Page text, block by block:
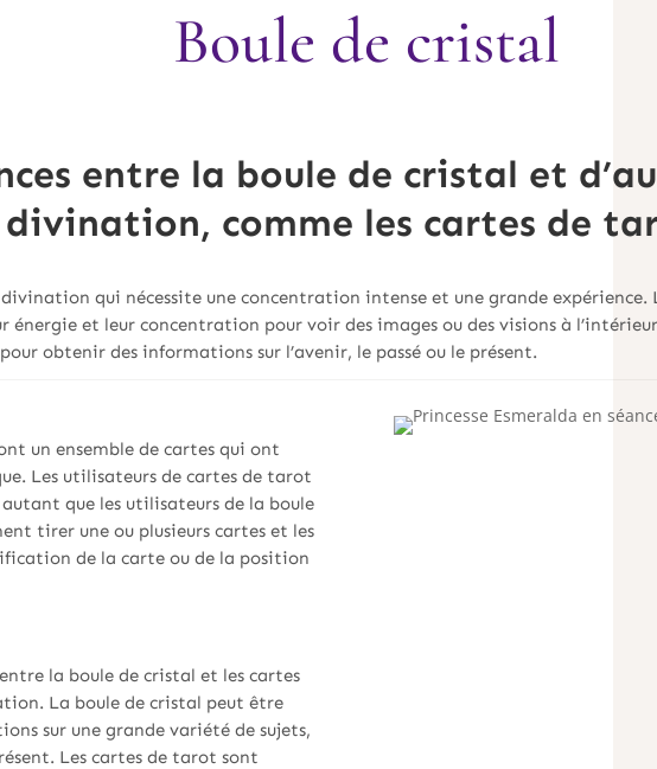
Boule de cristal
entre la boule de cristal et
divination, comme les cartes de
qui nécessite une concentration intense et une grande expérience.
et leur concentration pour voir des images ou des visions à
obtenir des informations sur l’avenir, le passé ou le présent.
un ensemble de cartes qui ont
Les utilisateurs de cartes de tarot
que les utilisateurs de la boule
tirer une ou plusieurs cartes et les
de la carte ou de la position
la boule de cristal et les cartes
La boule de cristal peut être
sur une grande variété de sujets,
Les cartes de tarot sont